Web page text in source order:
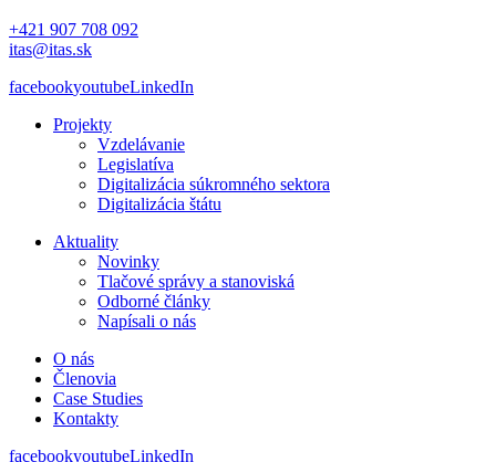
+421 907 708 092
itas@itas.sk
facebookyoutubeLinkedIn
Projekty
Vzdelávanie
Legislatíva
Digitalizácia súkromného sektora
Digitalizácia štátu
Aktuality
Novinky
Tlačové správy a stanoviská
Odborné články
Napísali o nás
O nás
Členovia
Case Studies
Kontakty
facebookyoutubeLinkedIn